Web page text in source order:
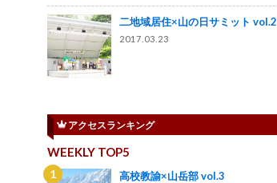
二地域居住×山の日サミット vol.2
2017.03.23
アクセスランキング
WEEKLY TOP5
高校教諭×山岳部 vol.3